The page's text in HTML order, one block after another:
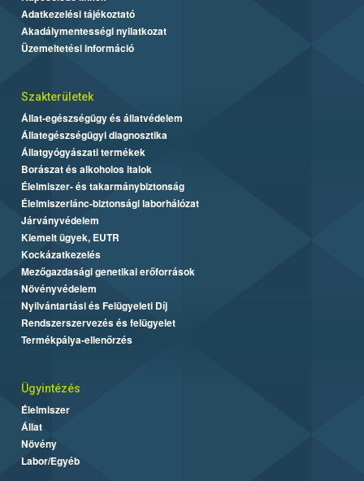
Adatkezelési tájékoztató
Akadálymentességi nyilatkozat
Üzemeltetési információ
Szakterületek
Állat-egészségügy és állatvédelem
Állategészségügyi diagnosztika
Állatgyógyászati termékek
Borászat és alkoholos italok
Élelmiszer- és takarmánybiztonság
Élelmiszerlánc-biztonsági laborhálózat
Járványvédelem
Kiemelt ügyek, EUTR
Kockázatkezelés
Mezőgazdasági genetikai erőforrások
Növényvédelem
Nyilvántartási és Felügyeleti Díj
Rendszerszervezés és felügyelet
Termékpálya-ellenőrzés
Ügyintézés
Élelmiszer
Állat
Növény
Labor/Egyéb